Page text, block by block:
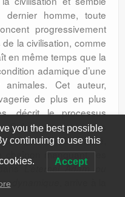
homme, toute
progressivement
la civilisation, comme
en même temps que la
adamique d’une
Cet auteur,
de plus en plus
décrit le processus
Sofr trouve ici les
de l’humanité,
chaînon manquant, les
L’éternel Adam ou
you the best possible
continuing to use this
Accept